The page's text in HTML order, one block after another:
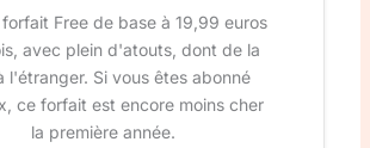
Free de base à 19,99 euros
avec plein d'atouts, dont de la
l'étranger. Si vous êtes abonné
ce forfait est encore moins cher
la première année.